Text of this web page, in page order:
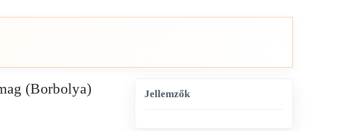
(Borbolya) Jellemzők